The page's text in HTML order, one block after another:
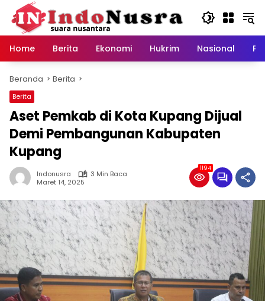
Langsung
konten
Home
Berita Ekonomi Hukrim Nasional
Beranda Berita
Berita
Aset Pemkab di Kota Kupang Dijual
Demi Pembangunan Kabupaten
Kupang
Indonusra
3 Min Baca
Maret 14, 2025
1194